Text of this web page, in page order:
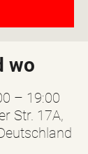
wo
– 19:00
Str. 17A,